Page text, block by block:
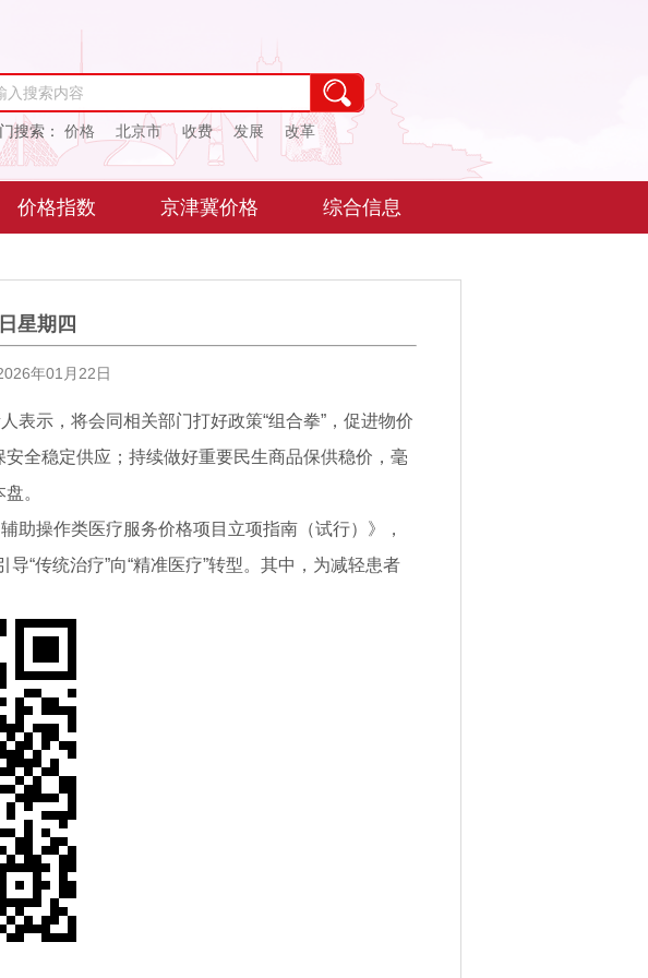
入搜索内容
搜索： 价格 北京市 收费 发展 改革
价格指数 京津冀价格 综合信息
星期四
年01月22日
表示，将会同相关部门打好政策“组合拳”，促进物价
全稳定供应；持续做好重要民生商品保供稳价，毫
。
助操作类医疗服务价格项目立项指南（试行）》，
“传统治疗”向“精准医疗”转型。其中，为减轻患者